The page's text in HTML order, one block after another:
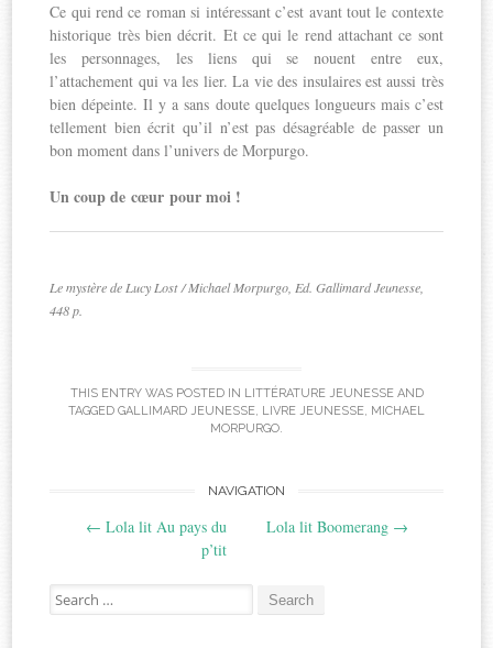
Ce qui rend ce roman si intéressant c’est avant tout le contexte
historique très bien décrit. Et ce qui le rend attachant ce sont
les personnages, les liens qui se nouent entre eux,
l’attachement qui va les lier. La vie des insulaires est aussi très
bien dépeinte. Il y a sans doute quelques longueurs mais c’est
tellement bien écrit qu’il n’est pas désagréable de passer un
bon moment dans l’univers de Morpurgo.
Un coup de cœur pour moi !
Le mystère de Lucy Lost/ Michael Morpurgo, Ed. Gallimard Jeunesse,
448 p.
THIS ENTRY WAS POSTED IN LITTÉRATURE JEUNESSEAND
TAGGED GALLIMARD JEUNESSE, LIVRE JEUNESSE, MICHAEL
MORPURGO.
navigation
NAVIGATION
← Lola lit Au pays du
p’tit
Lola lit Boomerang →
Search
for: